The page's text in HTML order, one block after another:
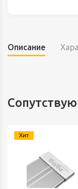
Описание
Хит